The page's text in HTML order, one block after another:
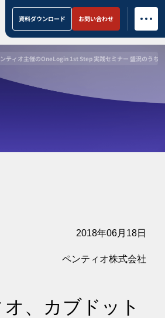
資料ダウンロード お問い合わせ
ティオ主催のOneLogin 1st Step 実践セミナー 盛況のうち
2018年06月18日
ペンティオ株式会社
、カブドット